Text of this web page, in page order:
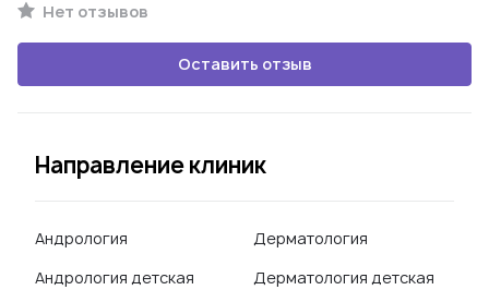
Нет отзывов
Оставить отзыв
Направление клиник
Андрология
Андрология детская
Дерматология
Дерматология детская